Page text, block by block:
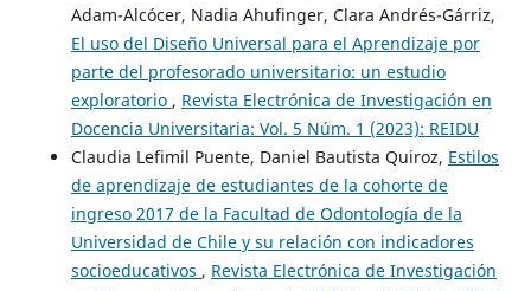
Adam-Alcócer, Nadia Ahufinger, Clara Andrés-Gárriz,
El uso del Diseño Universal para el Aprendizaje por
parte del profesorado universitario: un estudio
exploratorio , Revista Electrónica de Investigación en
Docencia Universitaria: Vol. 5 Núm. 1 (2023): REIDU
Claudia Lefimil Puente, Daniel Bautista Quiroz, Estilos
de aprendizaje de estudiantes de la cohorte de
ingreso 2017 de la Facultad de Odontología de la
Universidad de Chile y su relación con indicadores
socioeducativos , Revista Electrónica de Investigación